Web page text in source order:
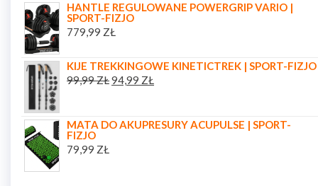
HANTLE REGULOWANE POWERGRIP VARIO |
SPORT-FIZJO
779,99 ZŁ
KIJE TREKKINGOWE KINETICTREK | SPORT-FIZJO
99,99ZŁ94,99 ZŁ
MATA DO AKUPRESURY ACUPULSE | SPORT-
FIZJO
79,99 ZŁ